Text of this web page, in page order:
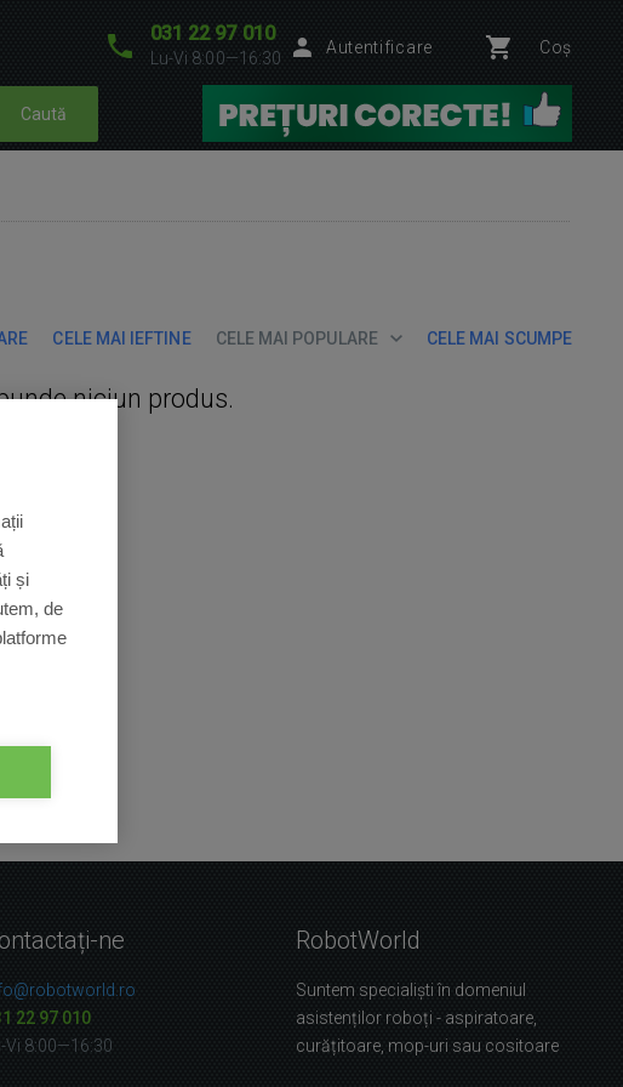
031 22 97 010
Lu-Vi 8:00—16:30
Autentificare Coș
Caută
CELE MAI IEFTINE CELE MAI POPULARE CELE MAI SCUMPE
niciun produs.
ne
22 97 010
Vi 8:00—16:30
RobotWorld
Suntem specialiști în domeniul
asistenților roboți - aspiratoare,
curățitoare, mop-uri sau cositoare
și
de